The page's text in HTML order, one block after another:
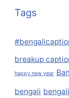
Tags
breakup
happy new year
bengali